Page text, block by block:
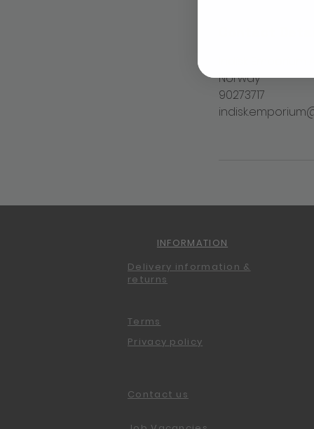
Norway
90273717
INFORMATION
Delivery information &
returns
Terms
Privacy policy
Contact us